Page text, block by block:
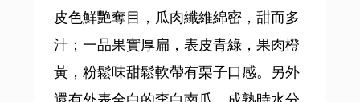
皮色鮮艷奪目，瓜肉纖維綿密，甜而多
汁；一品果實厚扁，表皮青綠，果肉橙
黃，粉鬆味甜鬆軟帶有栗子口感。另外